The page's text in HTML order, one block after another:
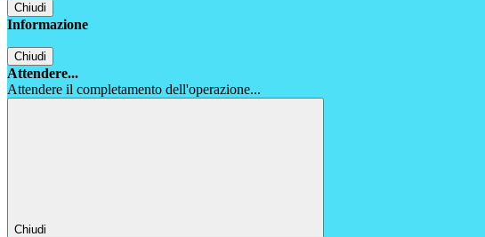
Chiudi
Informazione
Chiudi
Attendere...
Attendere il completamento dell'operazione...
Chiudi